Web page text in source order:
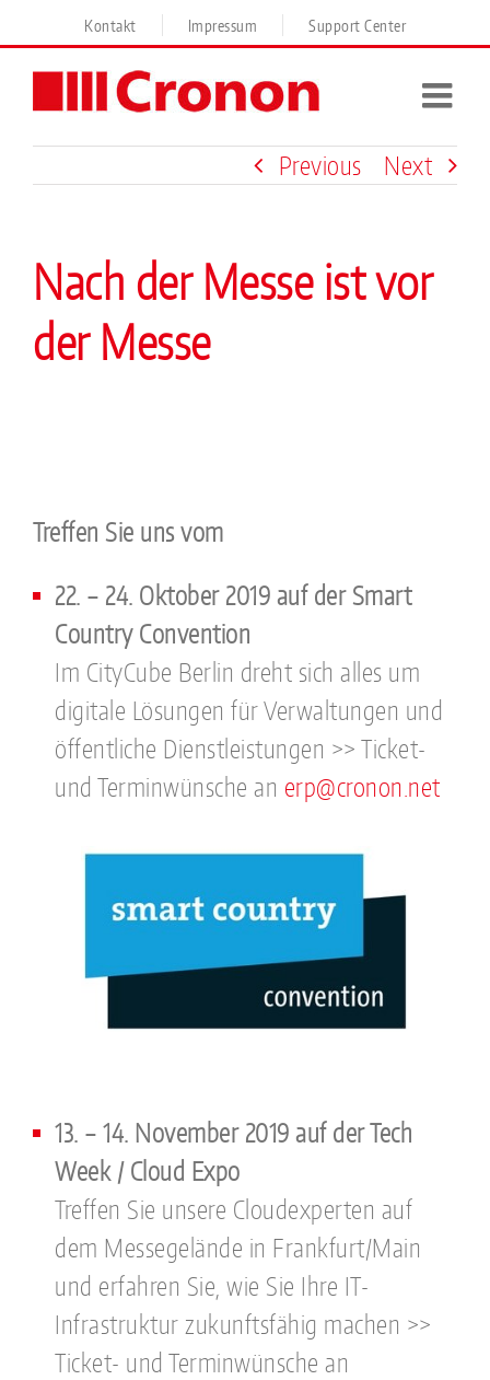
to
Kontakt Impressum Support Center
Previous Next
Nach der Messe ist vor
der Messe
Treffen Sie uns vom
22. – 24. Oktober 2019 auf der Smart
Country Convention
Im CityCube Berlin dreht sich alles um
digitale Lösungen für Verwaltungen und
öffentliche Dienstleistungen >> Ticket-
und Terminwünsche an erp@cronon.net
13. – 14. November 2019 auf der Tech
Week / Cloud Expo
Treffen Sie unsere Cloudexperten auf
dem Messegelände in Frankfurt/Main
und erfahren Sie, wie Sie Ihre IT-
Infrastruktur zukunftsfähig machen >>
Ticket- und Terminwünsche an